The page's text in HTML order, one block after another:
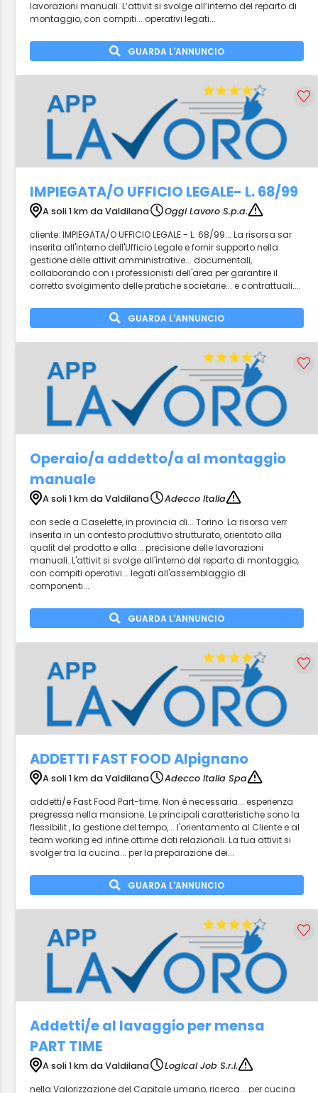
lavorazioni manuali. L’attivit si svolge all’interno del reparto di
montaggio, con compiti... operativi legati...
GUARDA L'ANNUNCIO
IMPIEGATA/O UFFICIO LEGALE- L. 68/99
A soli 1 km da Valdilana
Oggi Lavoro S.p.a.
cliente: IMPIEGATA/O UFFICIO LEGALE - L. 68/99... La risorsa sar
inserita all'interno dell'Ufficio Legale e fornir supporto nella
gestione delle attivit amministrative... documentali,
collaborando con i professionisti dell'area per garantire il
corretto svolgimento delle pratiche societarie... e contrattuali....
GUARDA L'ANNUNCIO
Operaio/a addetto/a al montaggio
manuale
A soli 1 km da Valdilana
Adecco Italia
con sede a Caselette, in provincia di... Torino. La risorsa verr
inserita in un contesto produttivo strutturato, orientato alla
qualit del prodotto e alla... precisione delle lavorazioni
manuali. L'attivit si svolge all'interno del reparto di montaggio,
con compiti operativi... legati all'assemblaggio di
componenti...
GUARDA L'ANNUNCIO
ADDETTI FAST FOOD Alpignano
A soli 1 km da Valdilana
Adecco Italia Spa
addetti/e Fast Food Part-time. Non è necessaria... esperienza
pregressa nella mansione. Le principali caratteristiche sono la
flessibilit , la gestione del tempo,... l'orientamento al Cliente e al
team working ed infine ottime doti relazionali. La tua attivit si
svolger tra la cucina... per la preparazione dei...
GUARDA L'ANNUNCIO
Addetti/e al lavaggio per mensa
PART TIME
A soli 1 km da Valdilana
Logical Job S.r.l.
nella Valorizzazione del Capitale umano, ricerca... per cucina